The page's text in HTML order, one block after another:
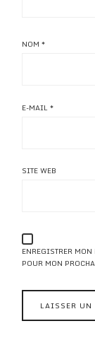
NOM*
E-MAIL*
SITE WEB
ENREGISTRER
POUR MON